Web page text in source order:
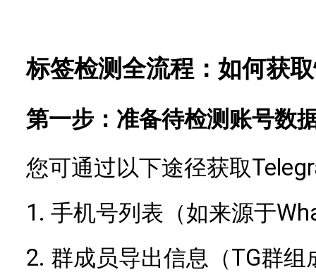
标签检测全流程：如何获
第一步：准备待检测账号数
您可通过以下途径获取
1. 手机号列表（如来源于
2. 群成员导出信息（TG群组